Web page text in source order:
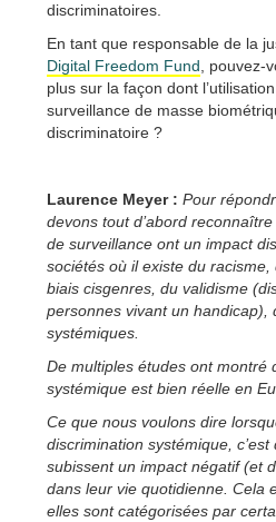
discriminatoires.
En tant que responsable de la
Digital Freedom Fund, pouvez-
plus sur la façon dont
surveillance de masse
discriminatoire ?
Laurence Meyer : Pour
devons tout d’abord
de surveillance ont un impact
sociétés où il existe du racisme,
biais cisgenres, du validisme
personnes vivant un handicap),
systémiques.
De multiples études ont montré
systémique est bien réelle en
Ce que nous voulons dire
discrimination systémique,
subissent un impact négatif (et
dans leur vie quotidienne. Cela
elles sont catégorisées par